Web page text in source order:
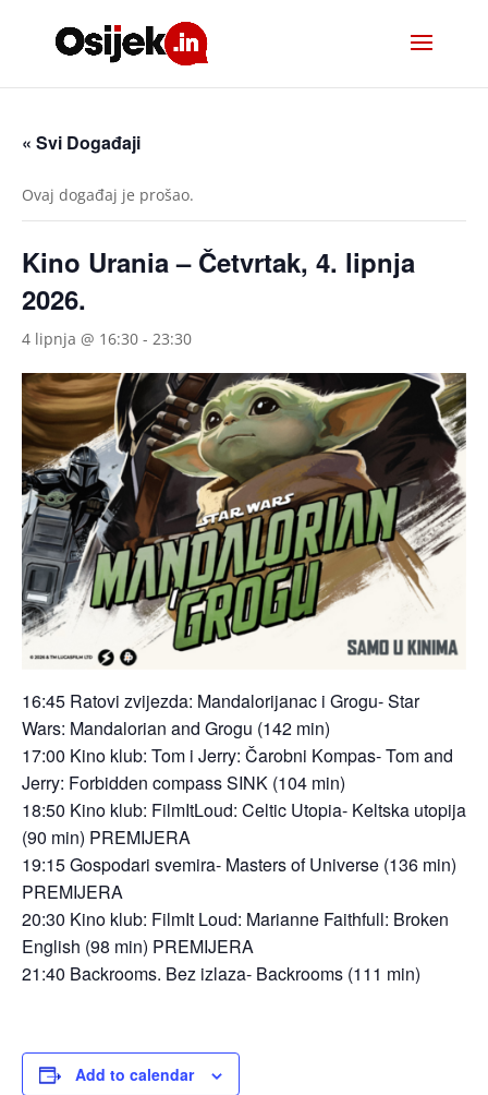
« Svi Događaji
Ovaj događaj je prošao.
Kino Urania – Četvrtak, 4. lipnja
2026.
4 lipnja @ 16:30 - 23:30
16:45 Ratovi zvijezda: Mandalorijanac i Grogu- Star
Wars: Mandalorian and Grogu (142 min)
17:00 Kino klub: Tom i Jerry: Čarobni Kompas- Tom and
Jerry: Forbidden compass SINK (104 min)
18:50 Kino klub: FilmItLoud: Celtic Utopia- Keltska utopija
(90 min) PREMIJERA
19:15 Gospodari svemira- Masters of Universe (136 min)
PREMIJERA
20:30 Kino klub: FilmIt Loud: Marianne Faithfull: Broken
English (98 min) PREMIJERA
21:40 Backrooms. Bez izlaza- Backrooms (111 min)
Add to calendar